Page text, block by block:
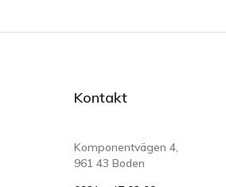
Kontakt
Komponentvägen 4,
961 43 Boden